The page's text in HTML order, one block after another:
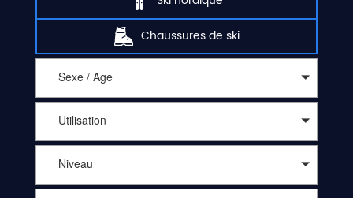
Chaussures de ski
Sexe / Age
Utilisation
Niveau